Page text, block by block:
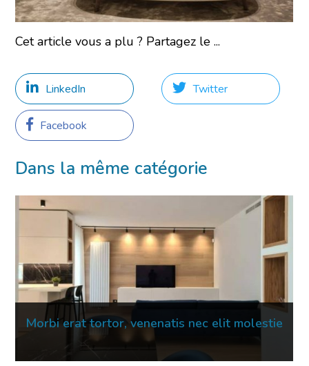
Cet article vous a plu ? Partagez le ...
LinkedIn Twitter
Facebook
Dans la même catégorie
Morbi erat tortor, venenatis nec elit molestie